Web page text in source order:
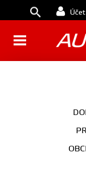
Účet
AUTOKOSMETIKA